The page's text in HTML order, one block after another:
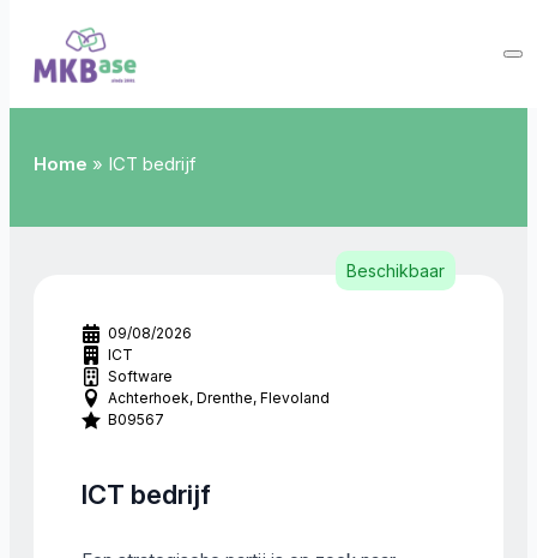
Home » ICT bedrijf
09/08/2026
ICT
Software
Achterhoek Drenthe Flevoland
B09567
ICT bedrijf
Beschikbaar